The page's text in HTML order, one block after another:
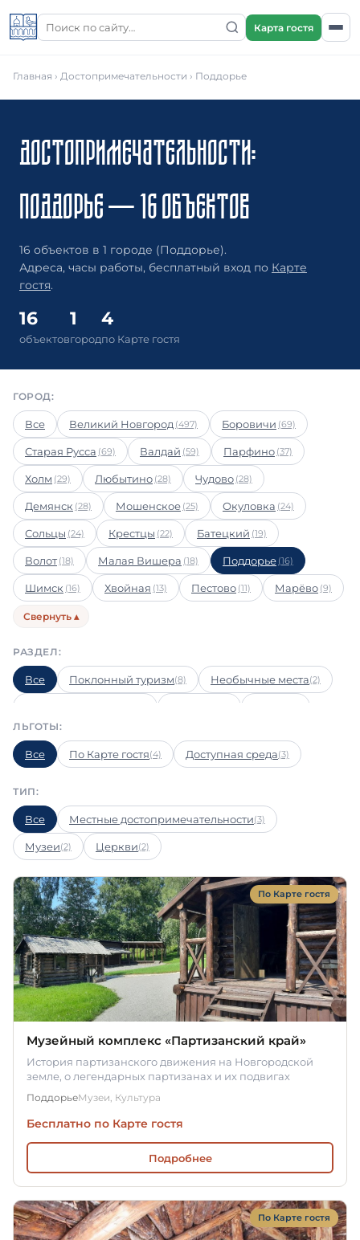
Карта гостя
Главная › Достопримечательности › Поддорье
ДОСТОПРИМЕЧАТЕЛЬНОСТИ:
ПОДДОРЬЕ — 16 ОБЪЕКТОВ
16 объектов в 1 городе (Поддорье).
Адреса, часы работы, бесплатный вход по Карте
гостя.
16
объектов
1
город
4
по Карте гостя
ГОРОД:
Все Великий Новгород (497) Боровичи (69)
Старая Русса (69) Валдай (59) Парфино (37)
Холм (29) Любытино (28) Чудово (28)
Демянск (28) Мошенское (25) Окуловка (24)
Сольцы (24) Крестцы (22) Батецкий (19)
Волот (18) Малая Вишера (18) Поддорье (16)
Шимск (16) Хвойная (13) Пестово (11) Марёво (9)
Свернуть ▴
РАЗДЕЛ:
Все Поклонный туризм(8) Необычные места(2)
ЛЬГОТЫ:
Все По Карте гостя(4) Доступная среда(3)
ТИП:
Все Местные достопримечательности(3)
Музеи(2) Церкви(2)
По Карте гостя
Музейный комплекс «Партизанский край»
История партизанского движения на Новгородской
земле, о легендарных партизанах и их подвигах
ПоддорьеМузеи, Культура
Бесплатно по Карте гостя
Подробнее
По Карте гостя